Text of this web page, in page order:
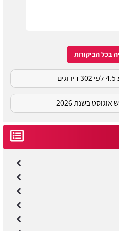
בכל הביקורות
בשנת 2026